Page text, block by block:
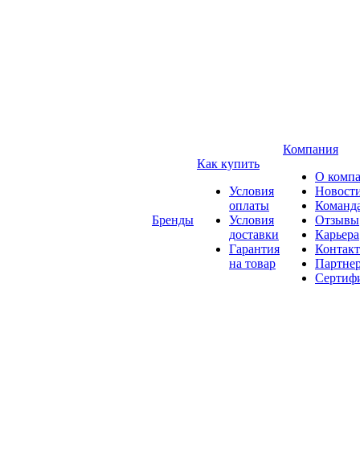
Бренды
Как купить
Условия
оплаты
Условия
доставки
Гарантия
на товар
Компания
О
Отзывы
Карьера